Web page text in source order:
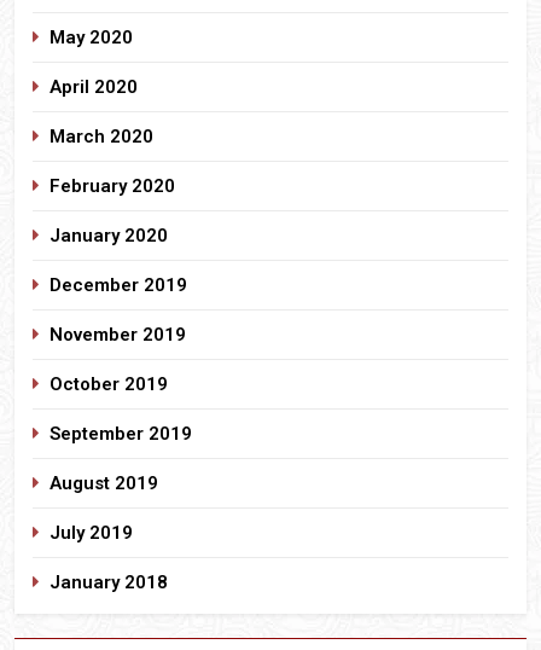
May 2020
April 2020
March 2020
February 2020
January 2020
December 2019
November 2019
October 2019
September 2019
August 2019
July 2019
January 2018